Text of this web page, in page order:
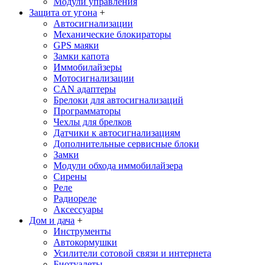
Защита от угона +
Автосигнализации
Механические блoкираторы
GPS маяки
Замки капота
Иммобилайзеры
Мотосигнализации
CAN адаптеры
Брелоки для автосигнализаций
Программаторы
Чехлы для брелков
Датчики к автосигнализациям
Дополнительные сервисные блоки
Замки
Модули обхода иммобилайзера
Сирены
Реле
Радиореле
Аксессуары
Дом и дача +
Инструменты
Автокормушки
Усилители сотовой связи и интернета